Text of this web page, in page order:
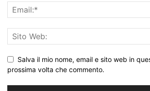
Salva il mio nome, email e sito web in
prossima volta che commento.